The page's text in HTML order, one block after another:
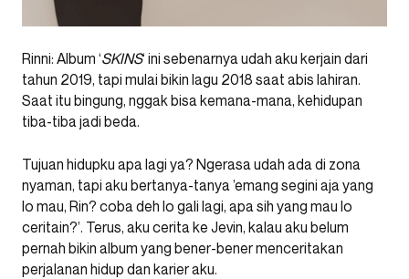
Rinni: Album ‘SKINS‘ ini sebenarnya udah aku kerjain dari
tahun 2019, tapi mulai bikin lagu 2018 saat abis lahiran.
Saat itu bingung, nggak bisa kemana-mana, kehidupan
tiba-tiba jadi beda.
Tujuan hidupku apa lagi ya? Ngerasa udah ada di zona
nyaman, tapi aku bertanya-tanya ’emang segini aja yang
lo mau, Rin? coba deh lo gali lagi, apa sih yang mau lo
ceritain?’. Terus, aku cerita ke Jevin, kalau aku belum
pernah bikin album yang bener-bener menceritakan
perjalanan hidup dan karier aku.